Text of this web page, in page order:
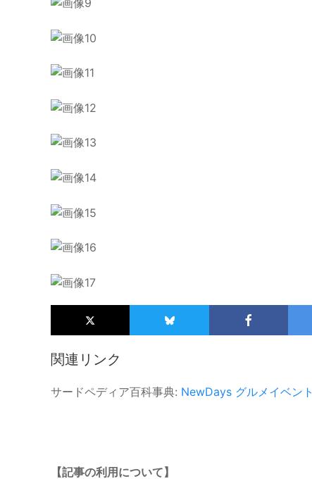
関連リンク
サードペディア百科事典: NewDays グルメイベント
【記事の利用について】